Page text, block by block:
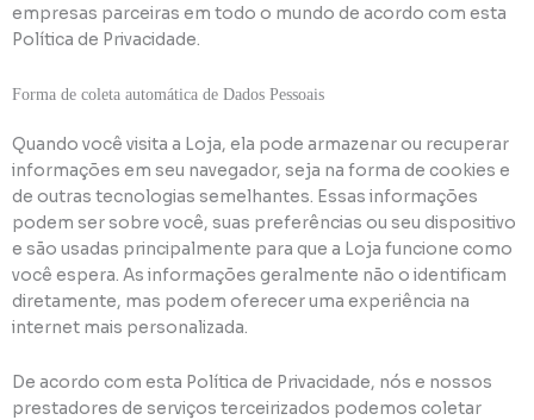
empresas parceiras em todo o mundo de acordo com esta
Política de Privacidade.
Forma de coleta automática de Dados Pessoais
Quando você visita a Loja, ela pode armazenar ou recuperar
informações em seu navegador, seja na forma de cookies e
de outras tecnologias semelhantes. Essas informações
podem ser sobre você, suas preferências ou seu dispositivo
e são usadas principalmente para que a Loja funcione como
você espera. As informações geralmente não o identificam
diretamente, mas podem oferecer uma experiência na
internet mais personalizada.
De acordo com esta Política de Privacidade, nós e nossos
prestadores de serviços terceirizados podemos coletar